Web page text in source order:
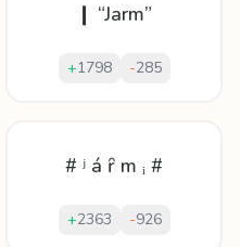
❙ “Jarm”
+1798 -285
# ʲ á ȓ m ᵢ #
+2363 -926